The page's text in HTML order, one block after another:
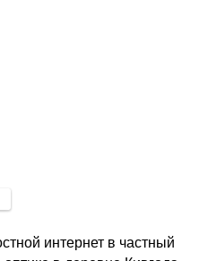
интернет в частный